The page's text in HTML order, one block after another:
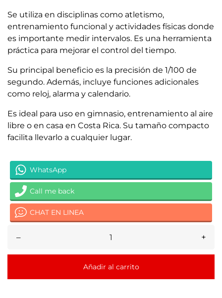
Se utiliza en disciplinas como atletismo,
entrenamiento funcional y actividades físicas donde
es importante medir intervalos. Es una herramienta
práctica para mejorar el control del tiempo.
Su principal beneficio es la precisión de 1/100 de
segundo. Además, incluye funciones adicionales
como reloj, alarma y calendario.
Es ideal para uso en gimnasio, entrenamiento al aire
libre o en casa en Costa Rica. Su tamaño compacto
facilita llevarlo a cualquier lugar.
WhatsApp
Call me back
CHAT EN LINEA
– +
Añadir al carrito